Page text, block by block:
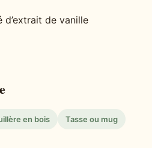
d’extrait de vanille
en bois Tasse ou mug